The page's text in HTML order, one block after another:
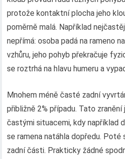
protože kontaktní plocha jeho
poměrně malá. Například
nepřímá: osoba padá na rameno
vzhůru, jeho pohyb překračuje
se roztrhá na hlavu humeru a
Mnohem méně časté zadní
přibližně 2% případu. Tato
častými situacemi, kdy například
se ramena natáhla dopředu.
zadní části. Prakticky žádné